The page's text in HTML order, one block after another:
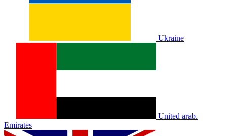
Ukraine
United arab.
Emirates